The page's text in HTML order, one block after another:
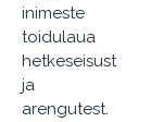
inimeste
toidulaua
hetkeseisust
ja
arengutest.